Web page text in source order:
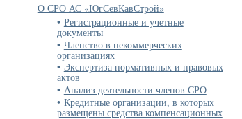
О СРО АС «ЮгСевКавСтрой»
Регистрационные и учетные
документы
Членство в некоммерческих
организациях
Экспертиза нормативных и правовых
актов
Анализ деятельности членов СРО
Кредитные организации, в которых
размещены средства компенсационных